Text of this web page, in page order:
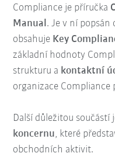
Compliance je příručka
Manual . Je v ní
obsahuje Key
základní hodnoty
strukturu a kontaktní
organizace Compliance
Další důležitou součástí
koncernu, které
obchodních aktivit.